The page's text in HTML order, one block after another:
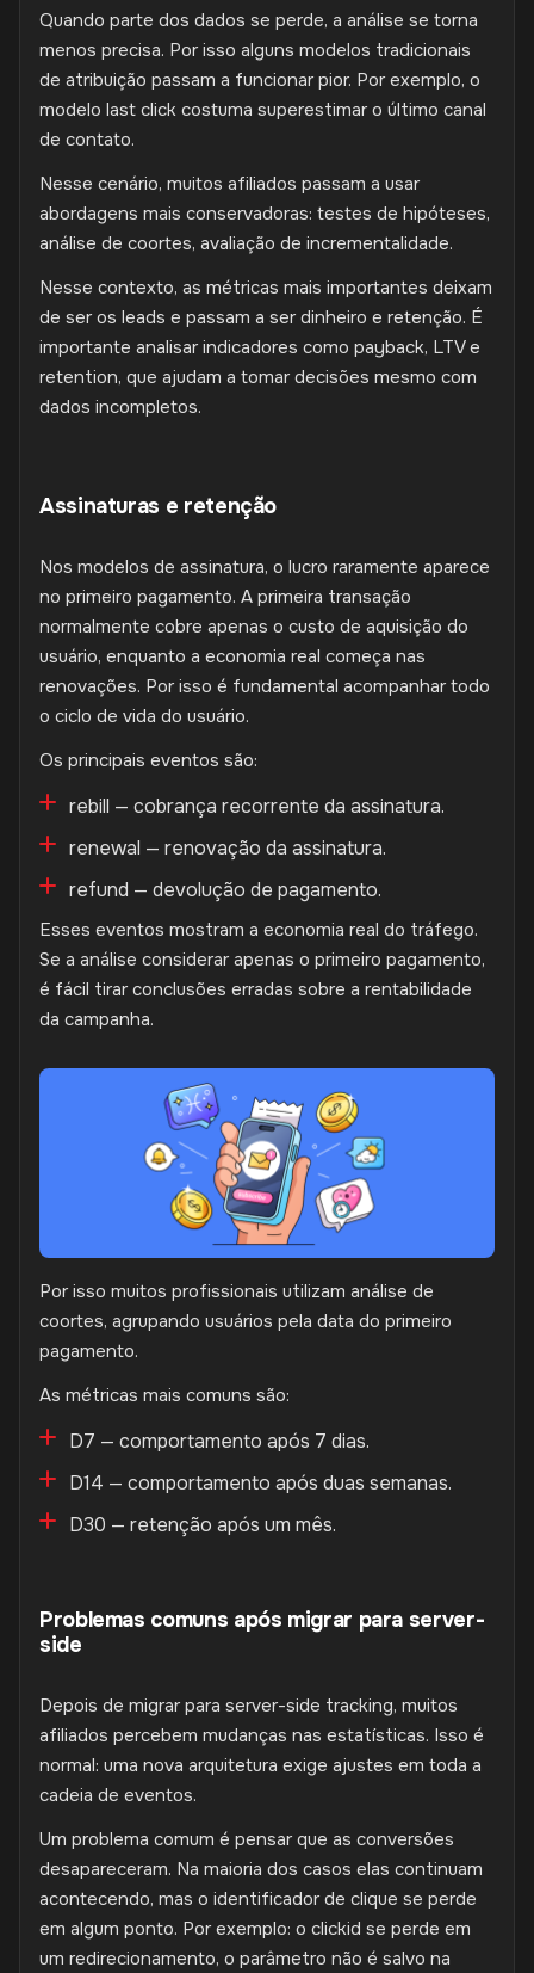
Quando parte dos dados se perde, a análise se torna
menos precisa. Por isso alguns modelos tradicionais
de atribuição passam a funcionar pior. Por exemplo, o
modelo last click costuma superestimar o último canal
de contato.
Nesse cenário, muitos afiliados passam a usar
abordagens mais conservadoras: testes de hipóteses,
análise de coortes, avaliação de incrementalidade.
Nesse contexto, as métricas mais importantes deixam
de ser os leads e passam a ser dinheiro e retenção. É
importante analisar indicadores como payback, LTV e
retention, que ajudam a tomar decisões mesmo com
dados incompletos.
Assinaturas e retenção
Nos modelos de assinatura, o lucro raramente aparece
no primeiro pagamento. A primeira transação
normalmente cobre apenas o custo de aquisição do
usuário, enquanto a economia real começa nas
renovações. Por isso é fundamental acompanhar todo
o ciclo de vida do usuário.
Os principais eventos são:
rebill — cobrança recorrente da assinatura.
renewal — renovação da assinatura.
refund — devolução de pagamento.
Esses eventos mostram a economia real do tráfego.
Se a análise considerar apenas o primeiro pagamento,
é fácil tirar conclusões erradas sobre a rentabilidade
da campanha.
Por isso muitos profissionais utilizam análise de
coortes, agrupando usuários pela data do primeiro
pagamento.
As métricas mais comuns são:
D7 — comportamento após 7 dias.
D14 — comportamento após duas semanas.
D30 — retenção após um mês.
Problemas comuns após migrar para server-
side
Depois de migrar para server-side tracking, muitos
afiliados percebem mudanças nas estatísticas. Isso é
normal: uma nova arquitetura exige ajustes em toda a
cadeia de eventos.
Um problema comum é pensar que as conversões
desapareceram. Na maioria dos casos elas continuam
acontecendo, mas o identificador de clique se perde
em algum ponto. Por exemplo: o clickid se perde em
um redirecionamento, o parâmetro não é salvo na